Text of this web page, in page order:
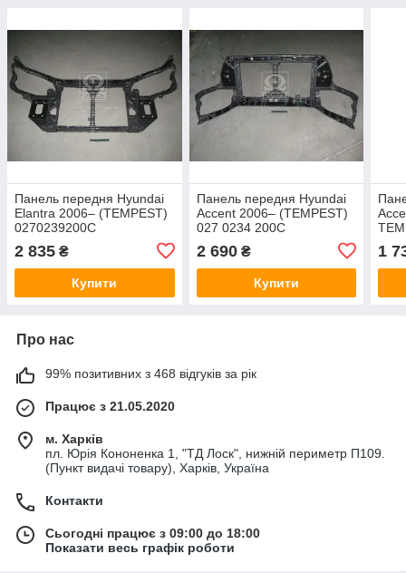
Панель передня Hyundai
Elantra 2006– (TEMPEST)
0270239200C
2 835 ₴
Купити
Панель передня Hyundai
Accent 2006– (TEMPEST)
027 0234 200C
2 690₴
Купити
1
Про нас
99% позитивних з 468 відгуків за рік
Працює з 21.05.2020
м. Харків
пл. Юрія Кононенка 1, "ТД Лоск", нижній периметр П109.
(Пункт видачі товару), Харків, Україна
Контакти
Сьогодні працює з 09:00 до 18:00
Показати весь графік роботи